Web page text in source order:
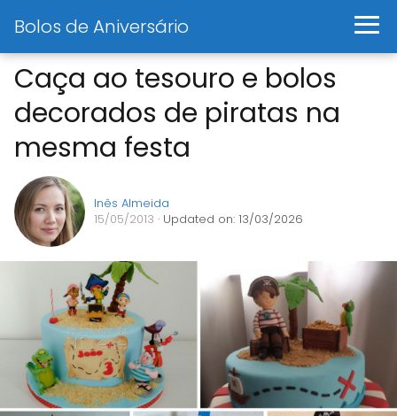
Bolos de Aniversário
Caça ao tesouro e bolos
decorados de piratas na
mesma festa
Inês Almeida
15/05/2013 · Updated on: 13/03/2026